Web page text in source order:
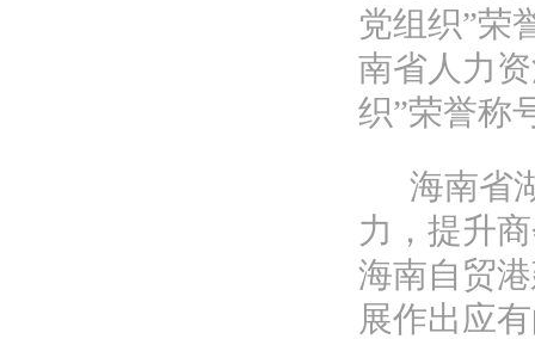
党组织”荣
南省人力
织”荣誉称
海南省
力，提升
海南自贸
展作出应